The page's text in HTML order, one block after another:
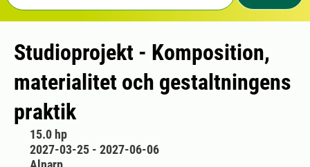
Studioprojekt - Komposition,
materialitet och gestaltningens
praktik
15.0 hp
2027-03-25 - 2027-06-06